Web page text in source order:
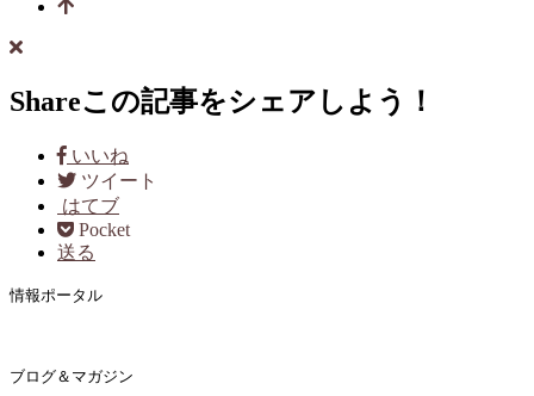
Shareこの記事をシェアしよう！
いいね
ツイート
はてブ
Pocket
送る
情報ポータル
ブログ＆マガジン